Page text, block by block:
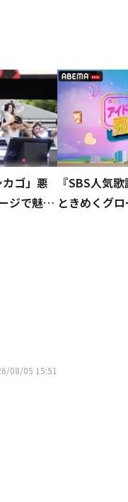
ゴ」悪
ジで魅
08/05 15:51
『SBS人気
ときめくグ